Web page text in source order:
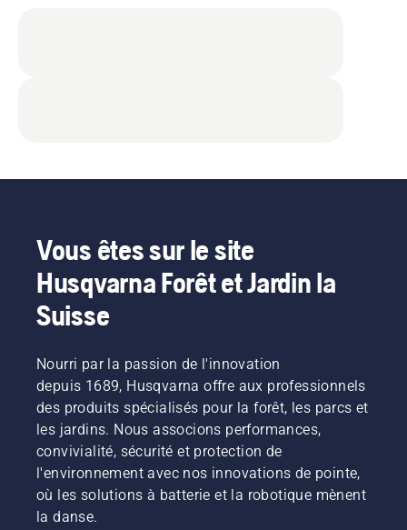
Vous êtes sur le site
Husqvarna Forêt et Jardin la
Suisse
Nourri par la passion de l'innovation
depuis 1689, Husqvarna offre aux professionnels
des produits spécialisés pour la forêt, les parcs et
les jardins. Nous associons performances,
convivialité, sécurité et protection de
l'environnement avec nos innovations de pointe,
où les solutions à batterie et la robotique mènent
la danse.